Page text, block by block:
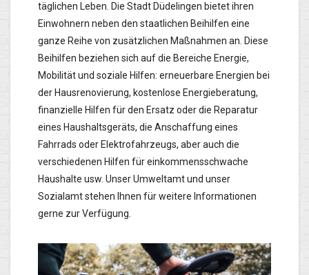
täglichen Leben. Die Stadt Düdelingen bietet ihren
Einwohnern neben den staatlichen Beihilfen eine
ganze Reihe von zusätzlichen Maßnahmen an. Diese
Beihilfen beziehen sich auf die Bereiche Energie,
Mobilität und soziale Hilfen: erneuerbare Energien bei
der Hausrenovierung, kostenlose Energieberatung,
finanzielle Hilfen für den Ersatz oder die Reparatur
eines Haushaltsgeräts, die Anschaffung eines
Fahrrads oder Elektrofahrzeugs, aber auch die
verschiedenen Hilfen für einkommensschwache
Haushalte usw. Unser Umweltamt und unser
Sozialamt stehen Ihnen für weitere Informationen
gerne zur Verfügung.